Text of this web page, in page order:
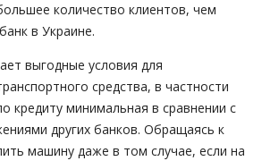
количество клиентов, чем
в Украине.
выгодные условия для
средства, в частности
кредиту минимальная в сравнении с
других банков. Обращаясь к
машину даже в том случае, если на